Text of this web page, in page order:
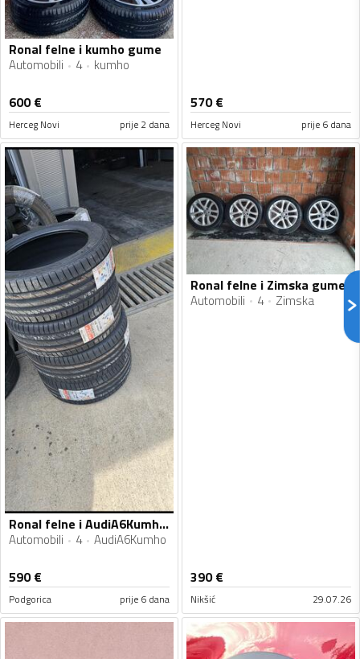
Ronal felne i kumho gume
Automobili 4 kumho
600€
Herceg Novi prije 2 dana
570€
Herceg Novi prije 6 dana
Ronal felne i AudiA6Kumho gume
Automobili 4 AudiA6Kumho
590€
Podgorica prije 6 dana
Ronal felne i Zimska gume
Automobili 4 Zimska
390€
Nikšić 29.07.26